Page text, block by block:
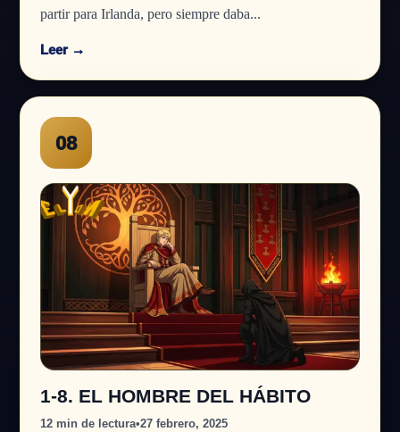
partir para Irlanda, pero siempre daba...
Leer →
08
1-8. EL HOMBRE DEL HÁBITO
12 min de lectura•27 febrero, 2025